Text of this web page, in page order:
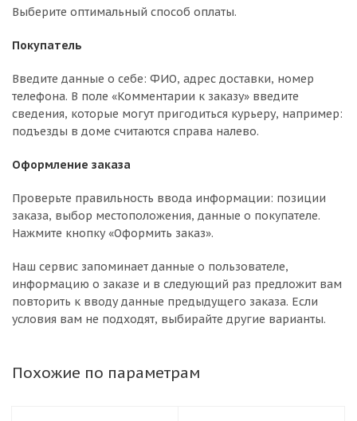
Выберите оптимальный способ оплаты.
Покупатель
Введите данные о себе: ФИО, адрес доставки, номер
телефона. В поле «Комментарии к заказу» введите
сведения, которые могут пригодиться курьеру, например:
подъезды в доме считаются справа налево.
Оформление заказа
Проверьте правильность ввода информации: позиции
заказа, выбор местоположения, данные о покупателе.
Нажмите кнопку «Оформить заказ».
Наш сервис запоминает данные о пользователе,
информацию о заказе и в следующий раз предложит вам
повторить к вводу данные предыдущего заказа. Если
условия вам не подходят, выбирайте другие варианты.
Похожие по параметрам